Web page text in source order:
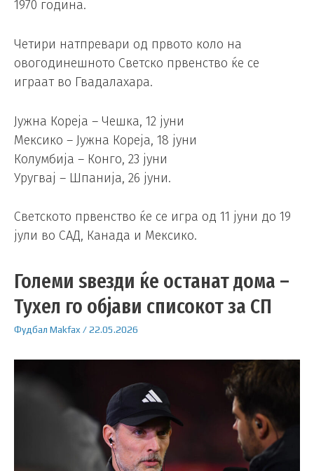
1970 година.
Четири натпревари од првото коло на
овогодинешното Светско првенство ќе се
играат во Гвадалахара.
Јужна Кореја – Чешка, 12 јуни
Мексико – Јужна Кореја, 18 јуни
Колумбија – Конго, 23 јуни
Уругвај – Шпанија, 26 јуни.
Светското првенство ќе се игра од 11 јуни до 19
јули во САД, Канада и Мексико.
Големи ѕвезди ќе останат дома –
Тухел го објави списокот за СП
Фудбал Makfax /22.05.2026